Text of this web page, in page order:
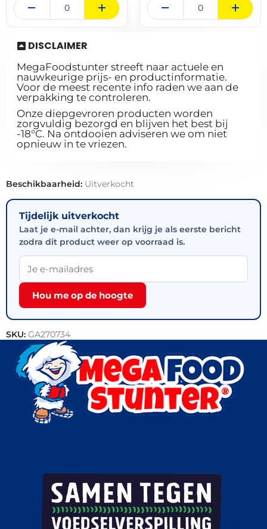
DISCLAIMER
MegaFoodstunter streeft naar actuele en
nauwkeurige prijs- en productinformatie.
Voor de meest recente info raden we aan de
verpakking te controleren.
Onze diepgevroren producten worden
zorgvuldig bezorgd en blijven het best bij
-18°C. Na ontdooien adviseren we om niet
opnieuw in te vriezen.
Beschikbaarheid: Uitverkocht
Tijdelijk uitverkocht
Laat je e-mail achter, dan krijg je als eerste bericht
zodra dit product weer op voorraad is.
Hou me op de hoogte
SKU: GA270734
Categorieën:Vis